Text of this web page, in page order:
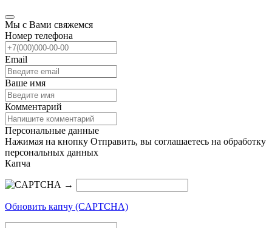
Мы с Вами свяжемся
Номер телефона
Email
Ваше имя
Комментарий
Персональные данные
Нажимая на кнопку Отправить, вы соглашаетесь на обработку
персональных данных
Капча
→
Обновить капчу (CAPTCHA)